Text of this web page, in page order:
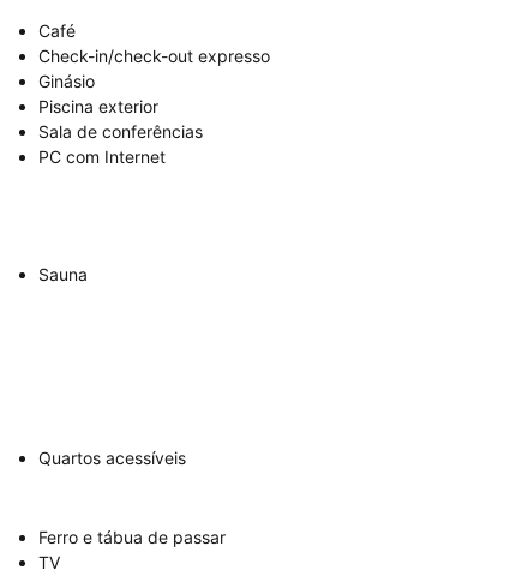
Café
Check-in/check-out expresso
Ginásio
Piscina exterior
Sala de conferências
PC com Internet
Sauna
Quartos acessíveis
Ferro e tábua de passar
TV